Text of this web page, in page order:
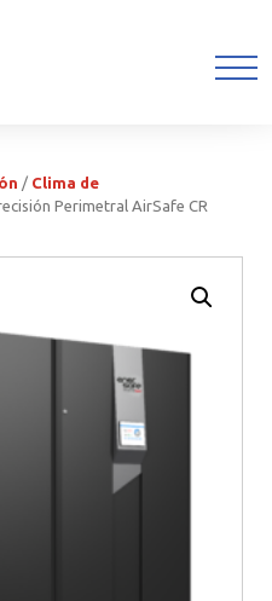
/ Clima de
Perimetral AirSafe CR